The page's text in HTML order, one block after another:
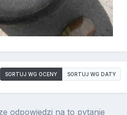
SORTUJ WG OCENY SORTUJ WG DATY
odpowiedzi na to pytanie